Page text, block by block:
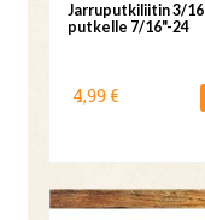
Jarruputkiliitin 3/16
putkelle 7/16"-24
4,99 €